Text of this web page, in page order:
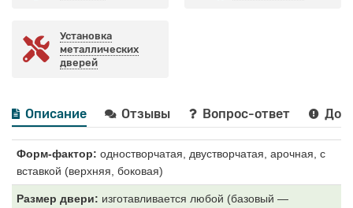
Установка
металлических
дверей
Описание Отзывы Вопрос-ответ
Форм-фактор: одностворчатая, двустворчатая, арочная, с
вставкой (верхняя, боковая)
Размер двери: изготавливается любой (базовый —